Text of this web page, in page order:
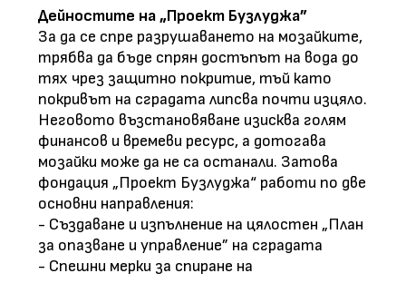
Дейностите на „Проект Бузлуджа”
За да се спре разрушаването на мозайките,
трябва да бъде спрян достъпът на вода до
тях чрез защитно покритие, тъй като
покривът на сградата липсва почти изцяло.
Неговото възстановяване изисква голям
финансов и времеви ресурс, а дотогава
мозайки може да не са останали. Затова
фондация „Проект Бузлуджа“ работи по две
основни направления:
- Създаване и изпълнение на цялостен „План
за опазване и управление” на сградата
- Спешни мерки за спиране на